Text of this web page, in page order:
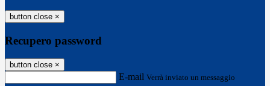
button close ×
Recupero password
button close ×
E-mail Verrà inviato un messaggio